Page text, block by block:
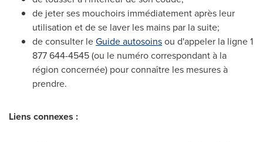
de jeter ses mouchoirs immédiatement après leur
utilisation et de se laver les mains par la suite;
de consulter leGuide autosoinsou d'appeler la ligne 1
877 644-4545 (ou le numéro correspondant à la
région concernée) pour connaître les mesures à
prendre.
Liens connexes :